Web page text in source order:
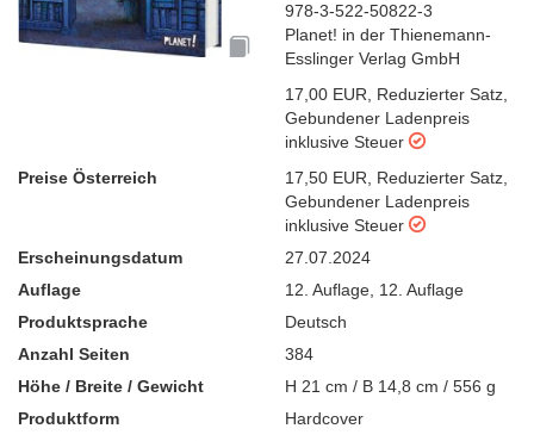
978-3-522-50822-3
Planet! in der Thienemann-
Esslinger Verlag GmbH
17,00 EUR
Reduzierter Satz
Gebundener Ladenpreis
inklusive Steuer
Preise Österreich
17,50 EUR Reduzierter Satz
Gebundener Ladenpreis
inklusive Steuer
Erscheinungsdatum
27.07.2024
Auflage
12. Auflage 12. Auflage
Produktsprache
Deutsch
Anzahl Seiten
384
Höhe / Breite / Gewicht
H 21 cm / B 14,8 cm / 556 g
Produktform
Hardcover